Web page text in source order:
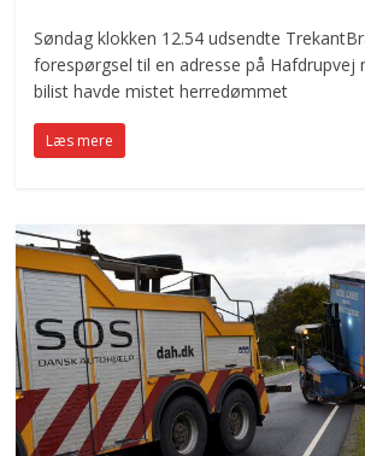
Søndag klokken 12.54 udsendte
forespørgsel til en adresse på Hafdrupvej
bilist havde mistet herredømmet
Læs mere